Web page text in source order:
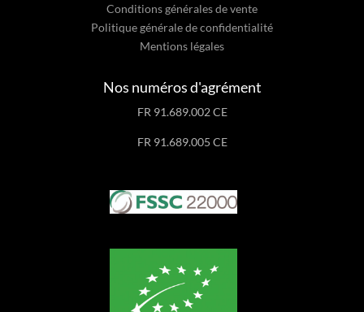
Conditions générales de vente
Politique générale de confidentialité
Mentions légales
Nos numéros d'agrément
FR 91.689.002 CE
FR 91.689.005 CE